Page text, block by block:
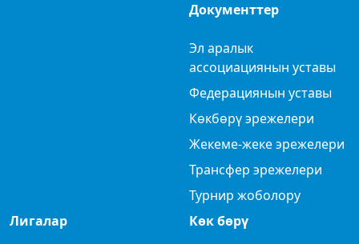
Документтер
Эл аралык
ассоциациянын уставы
Федерациянын уставы
Көкбөрү эрежелери
Жекеме-жеке эрежелери
Трансфер эрежелери
Турнир жоболору
Лигалар
Көк бөрү